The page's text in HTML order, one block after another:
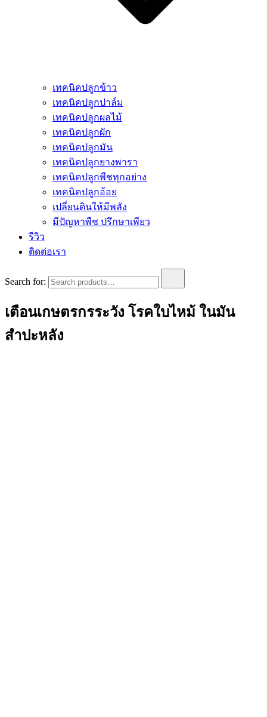
เทคนิคปลูกข้าว
เทคนิคปลูกปาล์ม
เทคนิคปลูกผลไม้
เทคนิคปลูกผัก
เทคนิคปลูกมัน
เทคนิคปลูกยางพารา
เทคนิคปลูกพืชทุกอย่าง
เทคนิคปลูกอ้อย
เปลี่ยนดินให้มีพลัง
มีปัญหาพืช ปรึกษาเพียว
รีวิว
ติดต่อเรา
Search for:
เตือนเกษตรกรระวัง โรคใบไหม้ ในมัน
สำปะหลัง